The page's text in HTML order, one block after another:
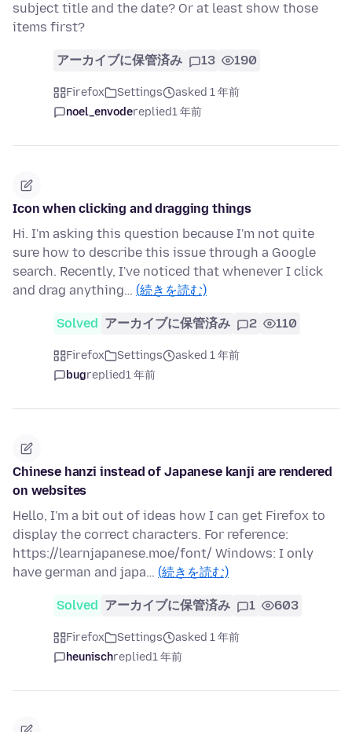
subject title and the date? Or at least show those
items first?
アーカイブに保管済み 13 190
Firefox Settings
asked 1 年前
noel_envodereplied1 年前
Icon when clicking and dragging things
Hi. I'm asking this question because I'm not quite
sure how to describe this issue through a Google
search. Recently, I've noticed that whenever I click
and drag anything… (続きを読む)
Solved アーカイブに保管済み 2 110
Firefox Settings
asked 1 年前
bugreplied1 年前
Chinese hanzi instead of Japanese kanji are rendered
on websites
Hello, I'm a bit out of ideas how I can get Firefox to
display the correct characters. For reference:
https://learnjapanese.moe/font/ Windows: I only
have german and japa… (続きを読む)
Solved アーカイブに保管済み 1 603
Firefox Settings
asked 1 年前
heunischreplied1 年前